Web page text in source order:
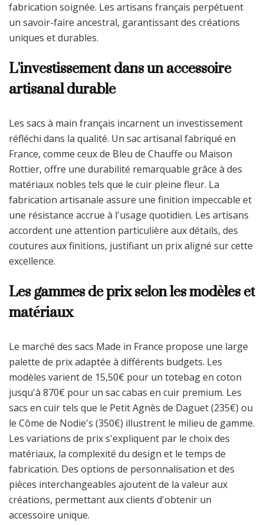
fabrication soignée. Les artisans français perpétuent
un savoir-faire ancestral, garantissant des créations
uniques et durables.
L'investissement dans un accessoire
artisanal durable
Les sacs à main français incarnent un investissement
réfléchi dans la qualité. Un sac artisanal fabriqué en
France, comme ceux de Bleu de Chauffe ou Maison
Rottier, offre une durabilité remarquable grâce à des
matériaux nobles tels que le cuir pleine fleur. La
fabrication artisanale assure une finition impeccable et
une résistance accrue à l'usage quotidien. Les artisans
accordent une attention particulière aux détails, des
coutures aux finitions, justifiant un prix aligné sur cette
excellence.
Les gammes de prix selon les modèles et
matériaux
Le marché des sacs Made in France propose une large
palette de prix adaptée à différents budgets. Les
modèles varient de 15,50€ pour un totebag en coton
jusqu'à 870€ pour un sac cabas en cuir premium. Les
sacs en cuir tels que le Petit Agnès de Daguet (235€) ou
le Côme de Nodie's (350€) illustrent le milieu de gamme.
Les variations de prix s'expliquent par le choix des
matériaux, la complexité du design et le temps de
fabrication. Des options de personnalisation et des
pièces interchangeables ajoutent de la valeur aux
créations, permettant aux clients d'obtenir un
accessoire unique.